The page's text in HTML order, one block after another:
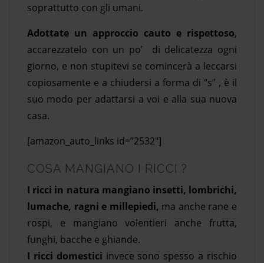
soprattutto con gli umani.
Adottate un approccio cauto e rispettoso,
accarezzatelo con un po’ di delicatezza ogni
giorno, e non stupitevi se comincerà a leccarsi
copiosamente e a chiudersi a forma di “s” , è il
suo modo per adattarsi a voi e alla sua nuova
casa.
[amazon_auto_links id=”2532″]
COSA MANGIANO I RICCI ?
I ricci in natura mangiano insetti, lombrichi,
lumache, ragni e millepiedi, ma anche rane e
rospi, e mangiano volentieri anche frutta,
funghi, bacche e ghiande.
I ricci domestici invece sono spesso a rischio